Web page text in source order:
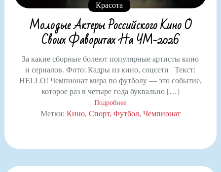
Красота
Молодые Актеры Российского Кино О
Своих Фаворитах На ЧМ-2026
За какие сборные болеют популярные артисты кино
и сериалов. Фото: Кадры из кино, соцсети Текст:
HELLO! Чемпионат мира по футболу — это событие,
которое раз в четыре года буквально […]
Подробнее
Метки: Кино Спорт Футбол Чемпионат